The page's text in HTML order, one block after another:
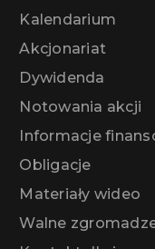
Kalendarium
Akcjonariat
Dywidenda
Notowania akcji
Informacje
Obligacje
Materiały wideo
Walne